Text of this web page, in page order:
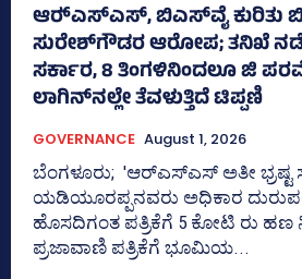
ಆರ್‍‌ಎಸ್‌ಎಸ್‌, ಬಿಎಸ್‌ವೈ ಕುರಿತು
ಸುರೇಶ್‌ಗೌಡರ ಆರೋಪ; ತನಿಖೆ
ಸರ್ಕಾರ, 8 ತಿಂಗಳಿನಿಂದಲೂ ಜಿ
ಲಾಗಿನ್‌ನಲ್ಲೇ ತೆವಳುತ್ತಿದೆ ಟಿಪ್ಪಣಿ
GOVERNANCE August 1, 2026
ಬೆಂಗಳೂರು; 'ಆರ್‍‌ಎಸ್‌ಎಸ್‌ ಅತೀ ಭ್ರಷ್ಟ
ಯಡಿಯೂರಪ್ಪನವರು ಅಧಿಕಾರ
ಹೊಸದಿಗಂತ ಪತ್ರಿಕೆಗೆ 5 ಕೋಟಿ ರು ಹಣ
ಪ್ರಜಾವಾಣಿ ಪತ್ರಿಕೆಗೆ ಭೂಮಿಯ...